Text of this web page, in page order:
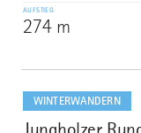
AUFSTIEG
274 m
WINTERWANDERN
10
dazu